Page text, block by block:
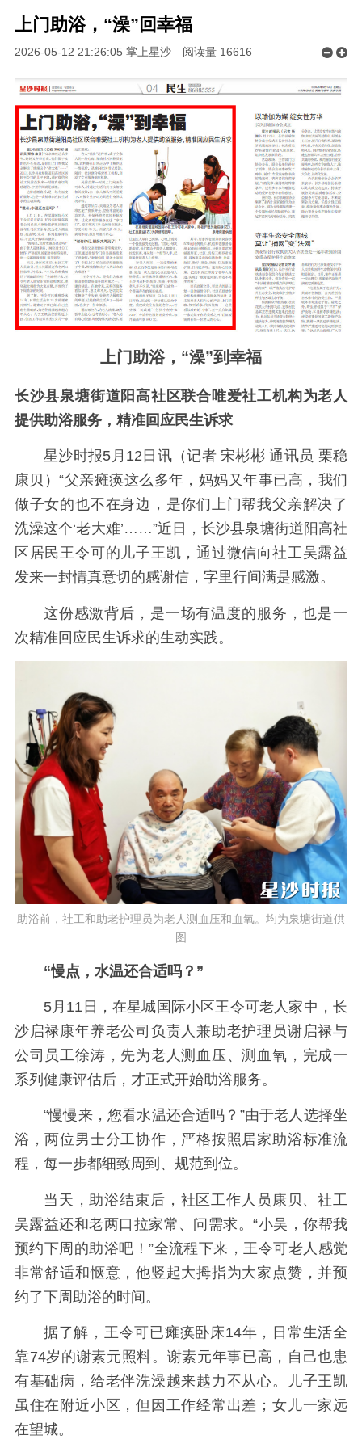
上门助浴，“澡”回幸福
2026-05-12 21:26:05 掌上星沙 阅读量 16616
上门助浴，“澡”到幸福
长沙县泉塘街道阳高社区联合唯爱社工机构为老人
提供助浴服务，精准回应民生诉求
星沙时报5月12日讯（记者 宋彬彬 通讯员 栗稳
康贝）“父亲瘫痪这么多年，妈妈又年事已高，我们
做子女的也不在身边，是你们上门帮我父亲解决了
洗澡这个‘老大难’……”近日，长沙县泉塘街道阳高社
区居民王令可的儿子王凯，通过微信向社工吴露益
发来一封情真意切的感谢信，字里行间满是感激。
这份感激背后，是一场有温度的服务，也是一
次精准回应民生诉求的生动实践。
助浴前，社工和助老护理员为老人测血压和血氧。均为泉塘街道供
图
“慢点，水温还合适吗？”
5月11日，在星城国际小区王令可老人家中，长
沙启禄康年养老公司负责人兼助老护理员谢启禄与
公司员工徐涛，先为老人测血压、测血氧，完成一
系列健康评估后，才正式开始助浴服务。
“慢慢来，您看水温还合适吗？”由于老人选择坐
浴，两位男士分工协作，严格按照居家助浴标准流
程，每一步都细致周到、规范到位。
当天，助浴结束后，社区工作人员康贝、社工
吴露益还和老两口拉家常、问需求。“小吴，你帮我
预约下周的助浴吧！”全流程下来，王令可老人感觉
非常舒适和惬意，他竖起大拇指为大家点赞，并预
约了下周助浴的时间。
据了解，王令可已瘫痪卧床14年，日常生活全
靠74岁的谢素元照料。谢素元年事已高，自己也患
有基础病，给老伴洗澡越来越力不从心。儿子王凯
虽住在附近小区，但因工作经常出差；女儿一家远
在望城。